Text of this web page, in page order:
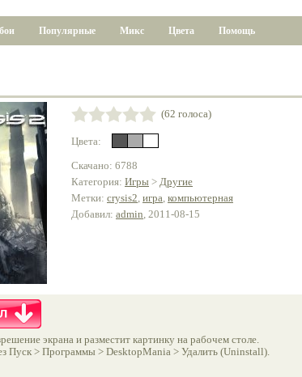
Популярные Микс Цвета Помощь
(62 голоса)
Цвета:
Скачано: 6788
Категория: Игры > Другие
Метки: crysis2, игра, компьютерная
Добавил: admin, 2011-08-15
экрана и разместит картинку на рабочем столе.
Пуск > Программы > DesktopMania > Удалить (Uninstall).